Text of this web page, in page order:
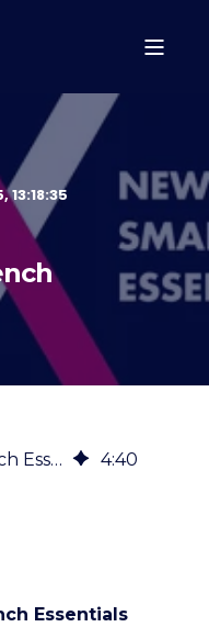
13:18:35
Keysight Smart Bench Essentials Plus 4:40
Essentials